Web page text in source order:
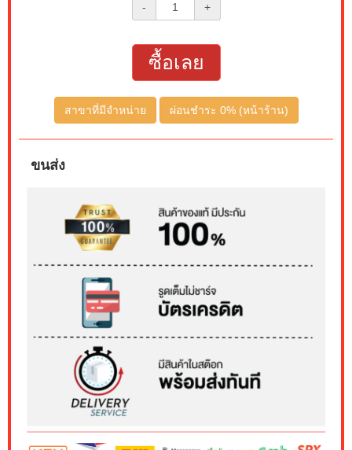
- +
ซื้อเลย
สาขาที่มีจำหน่าย ผ่อนชำระ 0% (หน้าร้าน)
ขนส่ง